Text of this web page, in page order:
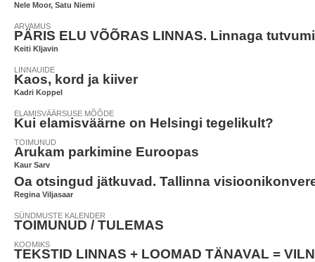
Nele Moor, Satu Niemi
ARVAMUS
PÄRIS ELU VÕÕRAS LINNAS. Linnaga
Keiti Kljavin
LINNAUIDE
Kaos, kord ja kiiver
Kadri Koppel
ELAMISVÄÄRSUSE MÕÕDE
Kui elamisväärne on Helsingi tegelikult?
TOIMUNUD
Arukam parkimine Euroopas
Kaur Sarv
Oa otsingud jätkuvad. Tallinna
Regina Viljasaar
SÜNDMUSTE KALENDER
TOIMUNUD / TULEMAS
KOOMIKS
TEKSTID LINNAS + LOOMAD TÄNAVAL =